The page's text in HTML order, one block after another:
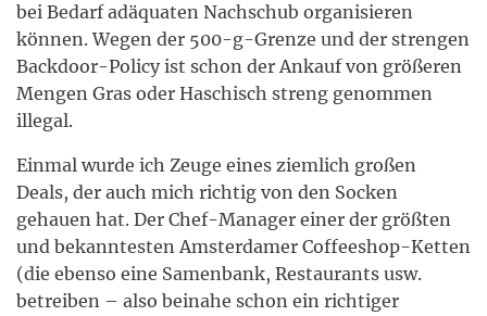
bei Bedarf adäquaten Nachschub organisieren
können. Wegen der 500-g-Grenze und der strengen
Backdoor-Policy ist schon der Ankauf von größeren
Mengen Gras oder Haschisch streng genommen
illegal.
Einmal wurde ich Zeuge eines ziemlich großen
Deals, der auch mich richtig von den Socken
gehauen hat. Der Chef-Manager einer der größten
und bekanntesten Amsterdamer Coffeeshop-Ketten
(die ebenso eine Samenbank, Restaurants usw.
betreiben – also beinahe schon ein richtiger